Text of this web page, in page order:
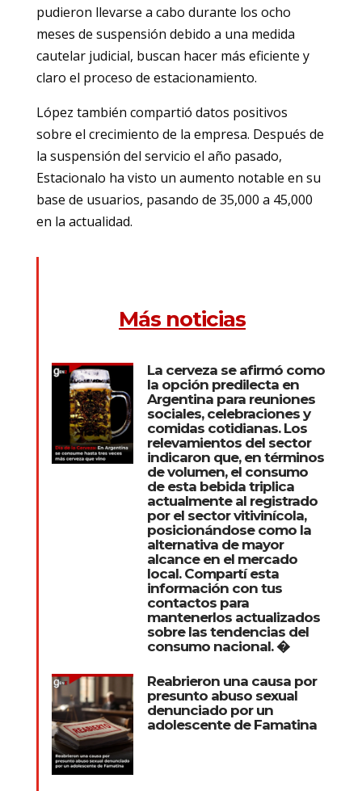
pudieron llevarse a cabo durante los ocho
meses de suspensión debido a una medida
cautelar judicial, buscan hacer más eficiente y
claro el proceso de estacionamiento.
López también compartió datos positivos
sobre el crecimiento de la empresa. Después de
la suspensión del servicio el año pasado,
Estacionalo ha visto un aumento notable en su
base de usuarios, pasando de 35,000 a 45,000
en la actualidad.
Más noticias
La cerveza se afirmó como
la opción predilecta en
Argentina para reuniones
sociales, celebraciones y
comidas cotidianas. Los
relevamientos del sector
indicaron que, en términos
de volumen, el consumo
de esta bebida triplica
actualmente al registrado
por el sector vitivinícola,
posicionándose como la
alternativa de mayor
alcance en el mercado
local. Compartí esta
información con tus
contactos para
mantenerlos actualizados
sobre las tendencias del
consumo nacional. �
Reabrieron una causa por
presunto abuso sexual
denunciado por un
adolescente de Famatina